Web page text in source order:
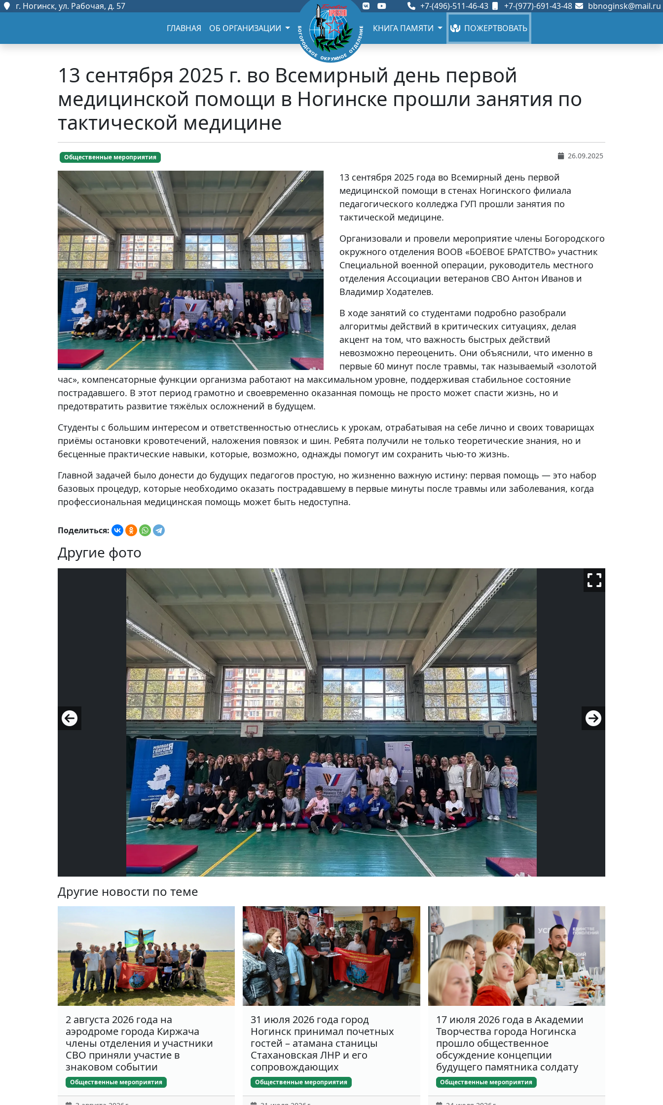
г. Ногинск, ул. Рабочая, д. 57 +7-(496)-511-46-43 +7-(977)-691-43-48 bbnoginsk@mail.ru
ГЛАВНАЯ ОБ ОРГАНИЗАЦИИ КНИГА ПАМЯТИ ПОЖЕРТВОВАТЬ
13 сентября 2025 г. во Всемирный день первой
медицинской помощи в Ногинске прошли занятия по
тактической медицине
Общественные мероприятия 26.09.2025
13 сентября 2025 года во Всемирный день первой
медицинской помощи в стенах Ногинского филиала
педагогического колледжа ГУП прошли занятия по
тактической медицине.
Организовали и провели мероприятие члены Богородского
окружного отделения ВООВ «БОЕВОЕ БРАТСТВО» участник
Специальной военной операции, руководитель местного
отделения Ассоциации ветеранов СВО Антон Иванов и
Владимир Ходателев.
В ходе занятий со студентами подробно разобрали
алгоритмы действий в критических ситуациях, делая
акцент на том, что важность быстрых действий
невозможно переоценить. Они объяснили, что именно в
первые 60 минут после травмы, так называемый «золотой
час», компенсаторные функции организма работают на максимальном уровне, поддерживая стабильное состояние
пострадавшего. В этот период грамотно и своевременно оказанная помощь не просто может спасти жизнь, но и
предотвратить развитие тяжёлых осложнений в будущем.
Студенты с большим интересом и ответственностью отнеслись к урокам, отрабатывая на себе лично и своих товарищах
приёмы остановки кровотечений, наложения повязок и шин. Ребята получили не только теоретические знания, но и
бесценные практические навыки, которые, возможно, однажды помогут им сохранить чью-то жизнь.
Главной задачей было донести до будущих педагогов простую, но жизненно важную истину: первая помощь — это набор
базовых процедур, которые необходимо оказать пострадавшему в первые минуты после травмы или заболевания, когда
профессиональная медицинская помощь может быть недоступна.
Поделиться:
Другие фото
Другие новости по теме
2 августа 2026 года на
аэродроме города Киржача
члены отделения и участники
СВО приняли участие в
знаковом событии
Общественные мероприятия
31 июля 2026 года город
Ногинск принимал почетных
гостей – атамана станицы
Стахановская ЛНР и его
сопровождающих
Общественные мероприятия
17 июля 2026 года в Академии
Творчества города Ногинска
прошло общественное
обсуждение концепции
будущего памятника солдату
Общественные мероприятия